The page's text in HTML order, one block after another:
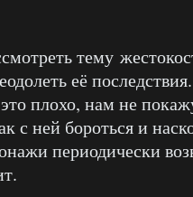
тему
её
плохо, нам не
с ней бороться и
периодически